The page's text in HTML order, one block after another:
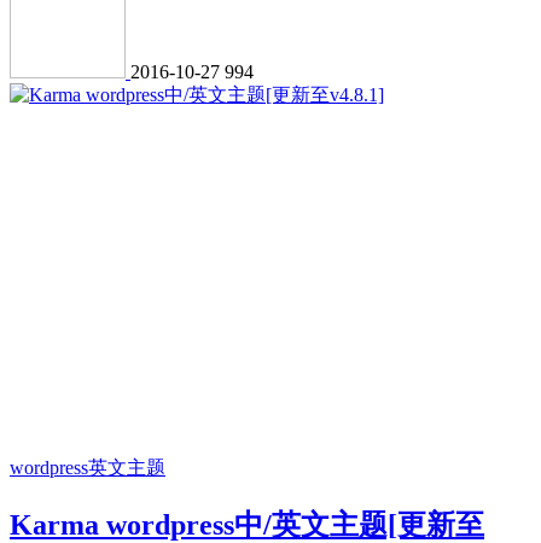
2016-10-27 994
wordpress英文主题
Karma wordpress中/英文主题[更新至